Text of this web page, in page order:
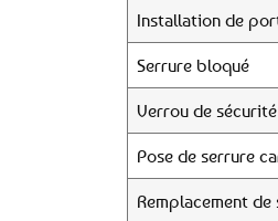
Installation de
Serrure bloqué
Verrou de sécurité
Pose de serrure
Remplacement